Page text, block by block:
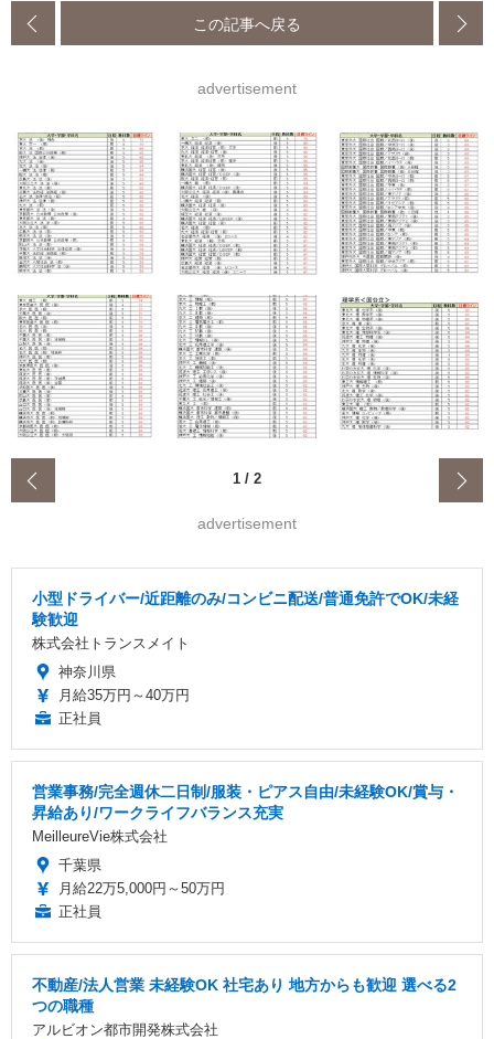
この記事へ戻る
advertisement
1 / 2
advertisement
小型ドライバー/近距離のみ/コンビニ配送/普通免許でOK/未経
験歓迎
株式会社トランスメイト
神奈川県
月給35万円～40万円
正社員
営業事務/完全週休二日制/服装・ピアス自由/未経験OK/賞与・
昇給あり/ワークライフバランス充実
MeilleureVie株式会社
千葉県
月給22万5,000円～50万円
正社員
不動産/法人営業 未経験OK 社宅あり 地方からも歓迎 選べる2
つの職種
アルビオン都市開発株式会社